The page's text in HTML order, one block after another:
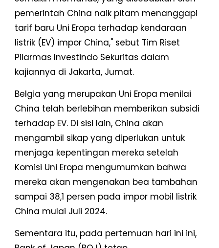
pemerintah China naik pitam menanggapi
tarif baru Uni Eropa terhadap kendaraan
listrik (EV) impor China," sebut Tim Riset
Pilarmas Investindo Sekuritas dalam
kajiannya di Jakarta, Jumat.
Belgia yang merupakan Uni Eropa menilai
China telah berlebihan memberikan subsidi
terhadap EV. Di sisi lain, China akan
mengambil sikap yang diperlukan untuk
menjaga kepentingan mereka setelah
Komisi Uni Eropa mengumumkan bahwa
mereka akan mengenakan bea tambahan
sampai 38,1 persen pada impor mobil listrik
China mulai Juli 2024.
Sementara itu, pada pertemuan hari ini ini,